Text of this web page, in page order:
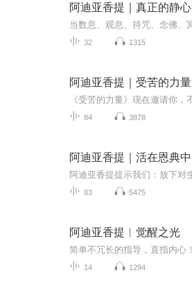
阿迪亚香提｜真正的静心
32 1315
阿迪亚香提｜受苦的力量
84 3878
阿迪亚香提｜活在恩典中
83 5475
阿迪亚香提︱觉醒之光
14 1294